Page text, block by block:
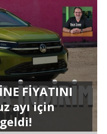
FİYATINI
ayı için